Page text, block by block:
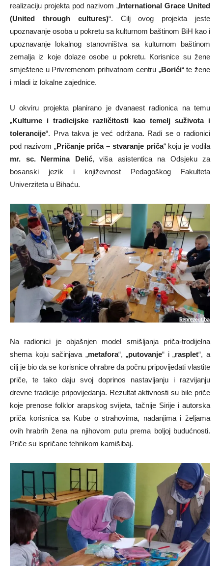
realizaciju projekta pod nazivom „International Grace United
(United through cultures)“. Cilj ovog projekta jeste
upoznavanje osoba u pokretu sa kulturnom baštinom BiH kao i
upoznavanje lokalnog stanovništva sa kulturnom baštinom
zemalja iz koje dolaze osobe u pokretu. Korisnice su žene
smještene u Privremenom prihvatnom centru „Borići“ te žene
i mladi iz lokalne zajednice.
U okviru projekta planirano je dvanaest radionica na temu
„Kulturne i tradicijske različitosti kao temelj suživota i
tolerancije“. Prva takva je već održana. Radi se o radionici
pod nazivom „Pričanje priča – stvaranje priča“ koju je vodila
mr. sc. Nermina Delić, viša asistentica na Odsjeku za
bosanski jezik i književnost Pedagoškog Fakulteta
Univerziteta u Bihaću.
Na radionici je objašnjen model smišljanja priča-trodijelna
shema koju sačinjava „metafora“, „putovanje“ i „rasplet“, a
cilj je bio da se korisnice ohrabre da počnu pripovijedati vlastite
priče, te tako daju svoj doprinos nastavljanju i razvijanju
drevne tradicije pripovijedanja. Rezultat aktivnosti su bile priče
koje prenose folklor arapskog svijeta, tačnije Sirije i autorska
priča korisnica sa Kube o strahovima, nadanjima i željama
ovih hrabrih žena na njihovom putu prema boljoj budućnosti.
Priče su ispričane tehnikom kamišibaj.